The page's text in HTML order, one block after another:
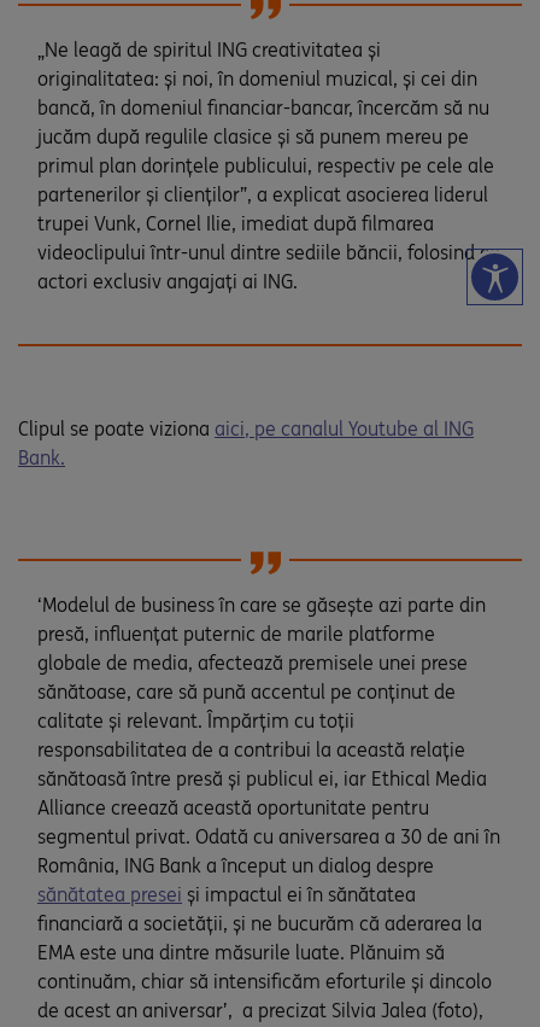
„Ne leagă de spiritul ING creativitatea și
originalitatea: și noi, în domeniul muzical, și cei din
bancă, în domeniul financiar-bancar, încercăm să nu
jucăm după regulile clasice și să punem mereu pe
primul plan dorințele publicului, respectiv pe cele ale
partenerilor și clienților”, a explicat asocierea liderul
trupei Vunk, Cornel Ilie, imediat după filmarea
videoclipului într-unul dintre sediile băncii, folosind ca
actori exclusiv angajați ai ING.
Clipul se poate viziona aici, pe canalul Youtube al ING
Bank.
‘Modelul de business în care se găsește azi parte din
presă, influențat puternic de marile platforme
globale de media, afectează premisele unei prese
sănătoase, care să pună accentul pe conținut de
calitate și relevant. Împărțim cu toții
responsabilitatea de a contribui la această relație
sănătoasă între presă și publicul ei, iar Ethical Media
Alliance creează această oportunitate pentru
segmentul privat. Odată cu aniversarea a 30 de ani în
România, ING Bank a început un dialog despre
sănătatea presei și impactul ei în sănătatea
financiară a societății, și ne bucurăm că aderarea la
EMA este una dintre măsurile luate. Plănuim să
continuăm, chiar să intensificăm eforturile și dincolo
de acest an aniversar’, a precizat Silvia Jalea (foto),